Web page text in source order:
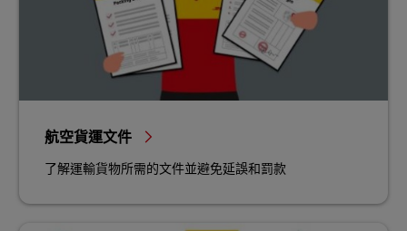
航空貨運文件
了解運輸貨物所需的文件並避免延誤和罰款